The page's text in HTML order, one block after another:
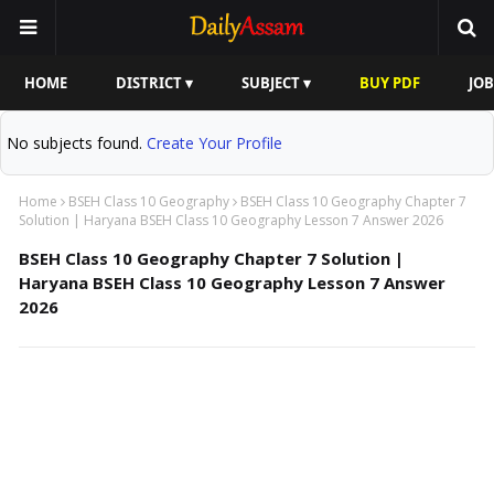
HOME DISTRICT ▾ SUBJECT ▾ BUY PDF
No subjects found. Create Your Profile
Home BSEH Class 10 Geography
BSEH Class 10 Geography Chapter 7
Solution | Haryana BSEH Class 10 Geography Lesson 7 Answer 2026
BSEH Class 10 Geography Chapter 7 Solution |
Haryana BSEH Class 10 Geography Lesson 7 Answer
2026